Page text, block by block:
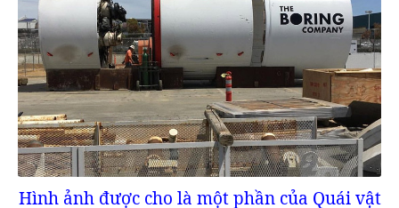
Hình ảnh được cho là một phần của Quái vật